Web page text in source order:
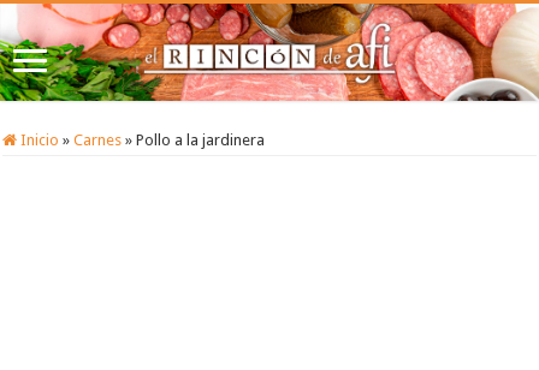
Inicio » Carnes » Pollo a la jardinera